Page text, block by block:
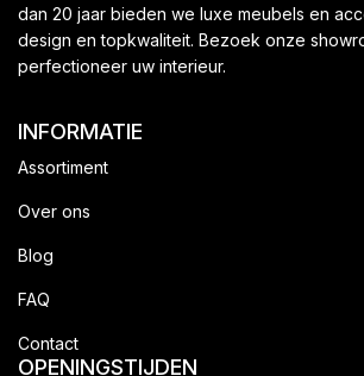
dan 20 jaar bieden we luxe meubels en
design en topkwaliteit. Bezoek onze
perfectioneer uw interieur.
INFORMATIE
Assortiment
Over ons
Blog
FAQ
Contact
OPENINGSTIJDEN